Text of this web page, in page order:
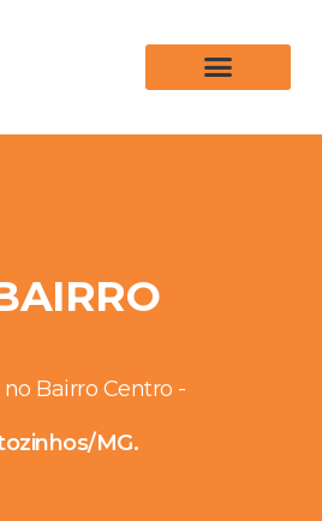
no Bairro Centro -
MG.